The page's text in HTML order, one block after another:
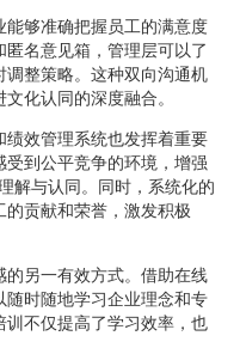
能够准确把握员工的满意度
名意见箱，管理层可以了
整策略。这种双向沟通机
化认同的深度融合。
效管理系统也发挥着重要
到公平竞争的环境，增强
解与认同。同时，系统化的
贡献和荣誉，激发积极
另一有效方式。借助在线
时随地学习企业理念和专
训不仅提高了学习效率，也